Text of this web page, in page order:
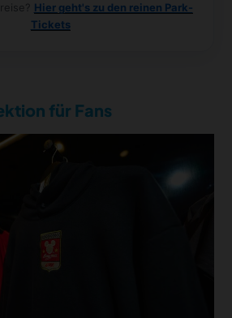
Hier geht's zu den reinen Park-
Tickets
für Fans